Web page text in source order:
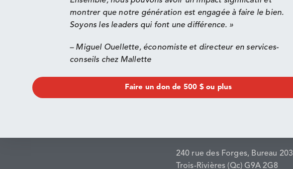
montrer que notre génération est engagée à faire le bien.
Soyons les leaders qui font une différence. »
– Miguel Ouellette, économiste et directeur en services-
conseils chez Mallette
Faire un don de 500 $ ou plus
240 rue des Forges, Bureau 203
Trois-Rivières (Qc) G9A 2G8